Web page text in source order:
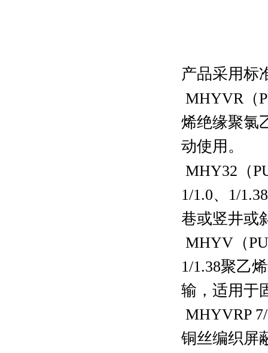
产品采用标
MHYVR（
烯绝缘聚氯
动使用。
MHY32 （
1/1.0、 1/1.38
巷或竖井或
MHYV （
1/1.38聚乙
输，适用于
MHYVRP
铜丝编织屏